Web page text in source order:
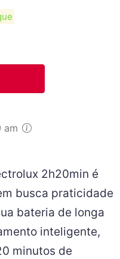
am
2h20min é
busca praticidade
bateria de longa
inteligente,
minutos de